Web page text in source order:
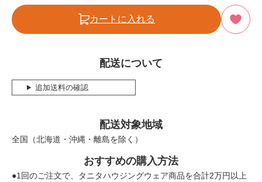
カートに入れる
配送について
追加送料の確認
配送対象地域
全国（北海道・沖縄・離島を除く）
おすすめの購入方法
●1回のご注文で、タニタハウジングウェア商品を合計2万円以上